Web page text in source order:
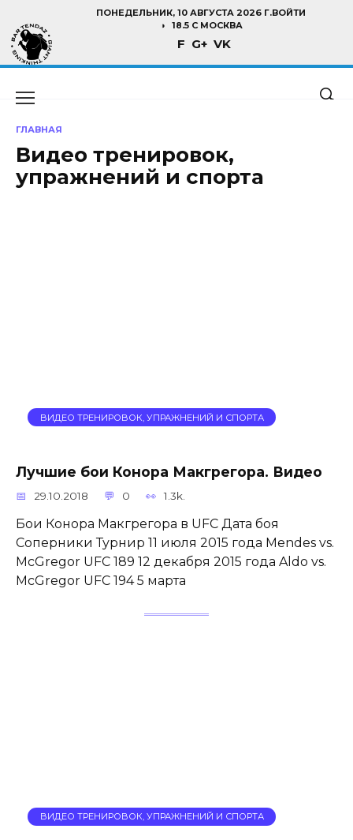
содержанию
ПОНЕДЕЛЬНИК, 10 АВГУСТА 2026 Г.ВОЙТИ
18.5 C МОСКВА
F G+ VK
ГЛАВНАЯ
Видео тренировок,
упражнений и спорта
ВИДЕО ТРЕНИРОВОК, УПРАЖНЕНИЙ И СПОРТА
Лучшие бои Конора Макгрегора. Видео
29.10.2018 0 1.3k.
Бои Конора Макгрегора в UFC Дата боя
Соперники Турнир 11 июля 2015 года Mendes vs.
McGregor UFC 189 12 декабря 2015 года Aldo vs.
McGregor UFC 194 5 марта
ВИДЕО ТРЕНИРОВОК, УПРАЖНЕНИЙ И СПОРТА